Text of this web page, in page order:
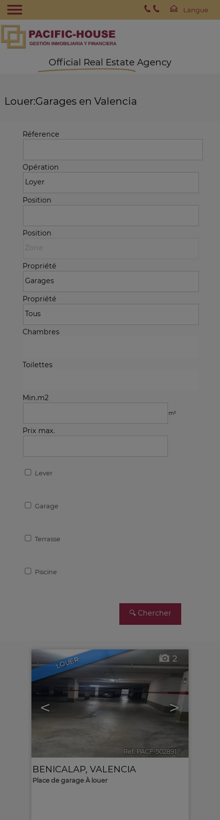
Official Real Estate Agency
Louer:Garages en Valencia
Réference
Opération
Position
Position
Propriété
Propriété
Chambres
Toilettes
Min.m2
m²
Prix max.
Lever
Garage
Terrasse
Piscine
LOUER
< >
2
Ref. PACF-502891 🔗
BENICALAP, VALENCIA
Place de garage À louer